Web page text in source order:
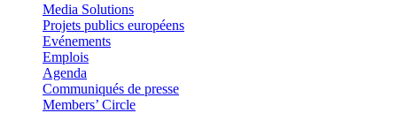
Media Solutions
Projets publics européens
Evénements
Emplois
Agenda
Communiqués de presse
Members’ Circle